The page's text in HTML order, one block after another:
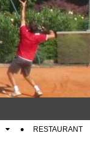
RESTAURANT